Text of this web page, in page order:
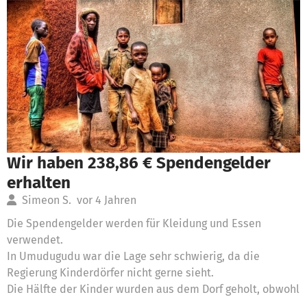
Wir haben 238,86 € Spendengelder
erhalten
Simeon S. vor 4 Jahren
Die Spendengelder werden für Kleidung und Essen
verwendet.
In Umudugudu war die Lage sehr schwierig, da die
Regierung Kinderdörfer nicht gerne sieht.
Die Hälfte der Kinder wurden aus dem Dorf geholt, obwohl